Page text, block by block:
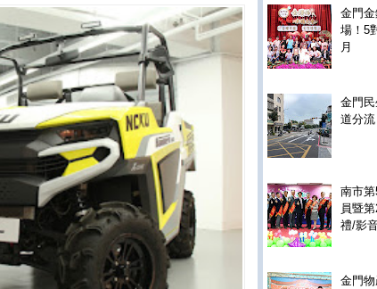
金門
場！5
月
金門
道分
南市
員暨
禮/影
金門